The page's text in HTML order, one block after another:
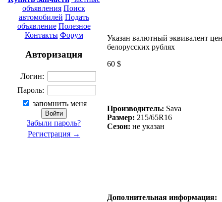
объявления Поиск
автомобилей Подать
объявление Полезное
Контакты Форум
Авторизация
Логин:
Пароль:
запомнить меня
Забыли пароль?
Регистрация →
Указан валютный эквивалент
белорусских рублях
60 $
Производитель: Sava
Размер: 215/65R16
Сезон: не указан
Дополнительная информация: